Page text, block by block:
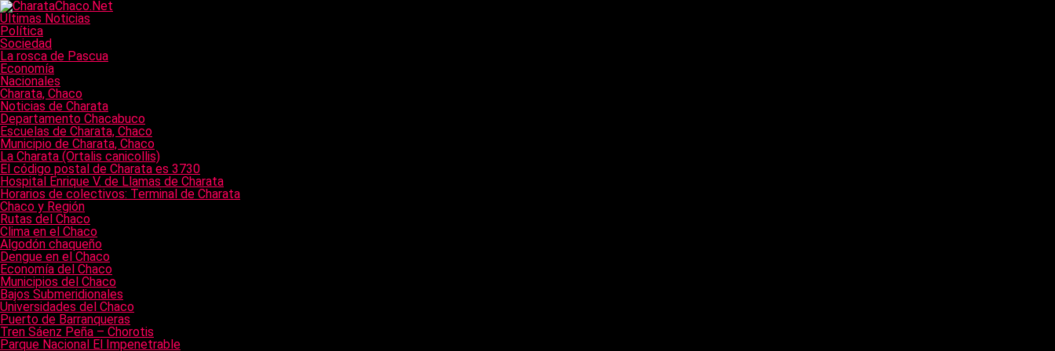
Últimas Noticias
Política
Sociedad
La rosca de Pascua
Economía
Nacionales
Charata, Chaco
Noticias de Charata
Departamento Chacabuco
Escuelas de Charata, Chaco
Municipio de Charata, Chaco
La Charata (Ortalis canicollis)
El código postal de Charata es 3730
Hospital Enrique V. de Llamas de Charata
Horarios de colectivos: Terminal de Charata
Chaco y Región
Rutas del Chaco
Clima en el Chaco
Algodón chaqueño
Dengue en el Chaco
Economía del Chaco
Municipios del Chaco
Bajos Submeridionales
Universidades del Chaco
Puerto de Barranqueras
Tren Sáenz Peña – Chorotis
Parque Nacional El Impenetrable